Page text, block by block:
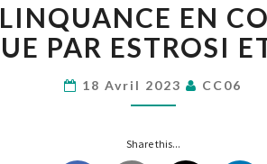
DÉLINQUANCE
EN
COL
BLANC
SOUTENUE
ESTROSI
EN
PAR ESTROSI
18 Avril 2023 CC06
Share this...